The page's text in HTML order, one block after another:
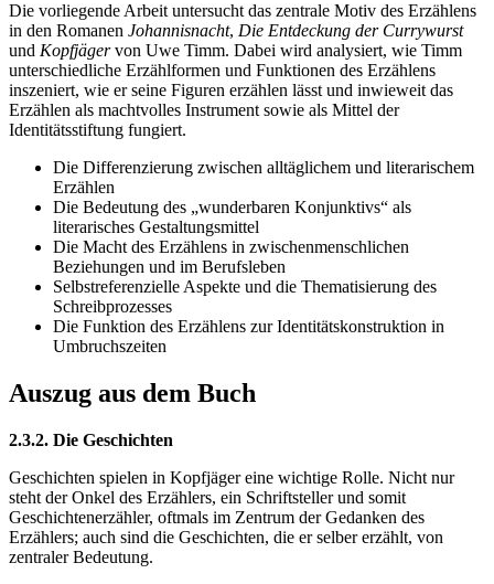
Die vorliegende Arbeit untersucht das zentrale Motiv des Erzählens
in den Romanen Johannisnacht, Die Entdeckung der Currywurst
und Kopfjägervon Uwe Timm. Dabei wird analysiert, wie Timm
unterschiedliche Erzählformen und Funktionen des Erzählens
inszeniert, wie er seine Figuren erzählen lässt und inwieweit das
Erzählen als machtvolles Instrument sowie als Mittel der
Identitätsstiftung fungiert.
Die Differenzierung zwischen alltäglichem und literarischem
Erzählen
Die Bedeutung des „wunderbaren Konjunktivs“ als
literarisches Gestaltungsmittel
Die Macht des Erzählens in zwischenmenschlichen
Beziehungen und im Berufsleben
Selbstreferenzielle Aspekte und die Thematisierung des
Schreibprozesses
Die Funktion des Erzählens zur Identitätskonstruktion in
Umbruchszeiten
Auszug aus dem Buch
2.3.2. Die Geschichten
Geschichten spielen in Kopfjäger eine wichtige Rolle. Nicht nur
steht der Onkel des Erzählers, ein Schriftsteller und somit
Geschichtenerzähler, oftmals im Zentrum der Gedanken des
Erzählers; auch sind die Geschichten, die er selber erzählt, von
zentraler Bedeutung.